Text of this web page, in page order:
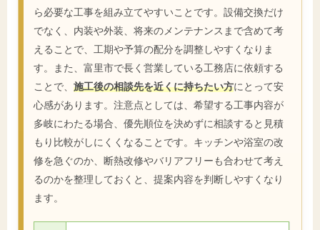
ら必要な工事を組み立てやすいことです。設備交換だけ
でなく、内装や外装、将来のメンテナンスまで含めて考
えることで、工期や予算の配分を調整しやすくなりま
す。また、富里市で長く営業している工務店に依頼する
ことで、 施工後の相談先を近くに持ちたい方にとって安
心感があります。注意点としては、希望する工事内容が
多岐にわたる場合、優先順位を決めずに相談すると見積
もり比較がしにくくなることです。キッチンや浴室の改
修を急ぐのか、断熱改修やバリアフリーも合わせて考え
るのかを整理しておくと、提案内容を判断しやすくなり
ます。